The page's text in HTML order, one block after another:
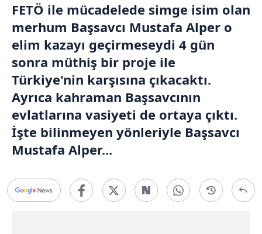
FETÖ ile mücadelede simge isim olan
merhum Başsavcı Mustafa Alper o
elim kazayı geçirmeseydi 4 gün
sonra müthiş bir proje ile
Türkiye'nin karşısına çıkacaktı.
Ayrıca kahraman Başsavcının
evlatlarına vasiyeti de ortaya çıktı.
İşte bilinmeyen yönleriyle Başsavcı
Mustafa Alper...